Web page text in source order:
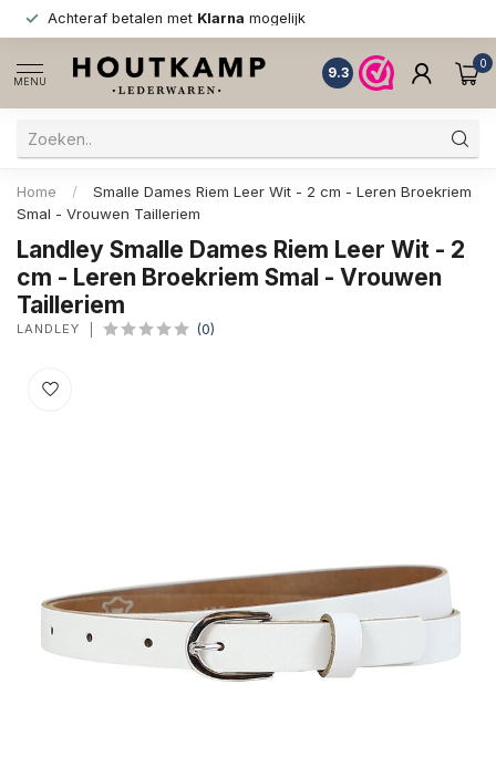
Achteraf betalen met Klarna mogelijk
MENU
9.3
0
Home /
Smalle Dames Riem Leer Wit - 2 cm - Leren Broekriem
Smal - Vrouwen Tailleriem
Landley Smalle Dames Riem Leer Wit - 2
cm - Leren Broekriem Smal - Vrouwen
Tailleriem
LANDLEY (0)